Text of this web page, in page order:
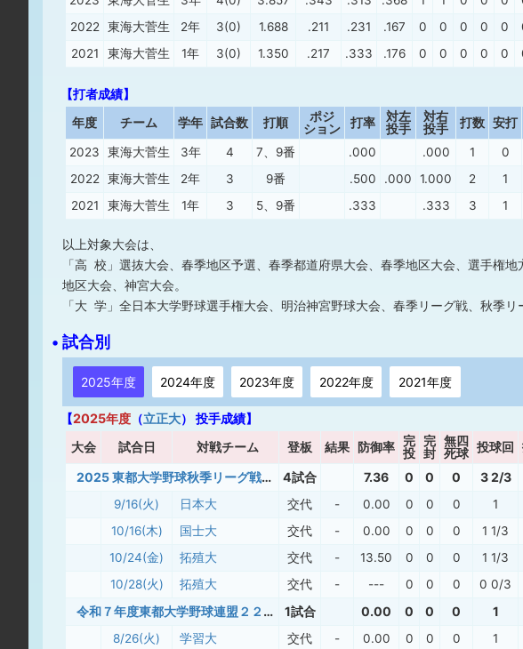
2022
東海大菅生 2年 3(0) 1.688 .211 .231 .167 0 0 0 0 0
2021
東海大菅生 1年 3(0) 1.350 .217 .333 .176 0 0 0 0 0
【打者成績】
年度 チーム 学年 試合数 打順
ポジ
ション
打率
対左
投手
対右
投手
打数 安打
2023 東海大菅生 3年 4 7、9番 .000 .000 1 0
2022
東海大菅生 2年 3 9番 .500 .000 1.000 2 1
2021
東海大菅生 1年 3 5、9番 .333 .333 3 1
以上対象大会は、
「高 校」選抜大会、春季地区予選、春季都道府県大会、春季地区大会、選手権
地区大会、神宮大会。
「大 学」全日本大学野球選手権大会、明治神宮野球大会、春季リーグ戦、秋季リ
• 試合別
2025年度 2024年度 2023年度 2022年度 2021年度
【2025年度 （立正大） 投手成績】
大会 試合日 対戦チーム 登板 結果 防御率
完
投
完
封
無四
死球 投球回
2025 東都大学野球秋季リーグ戦2部 4試合 7.36 0 0 0 3 2/3
9/16(火) 日本大 交代 - 0.00 0 0 0 1
10/16(木)
国士大 交代 - 0.00 0 0 0 1 1/3
10/24(金)
拓殖大 交代 - 13.50 0 0 0 1 1/3
10/28(火)
拓殖大 交代 - --- 0 0 0 0 0/3
令和７年度東都大学野球連盟２２大学交流戦 1試合 0.00 0 0 0 1
8/26(火) 学習大 交代 - 0.00 0 0 0 1